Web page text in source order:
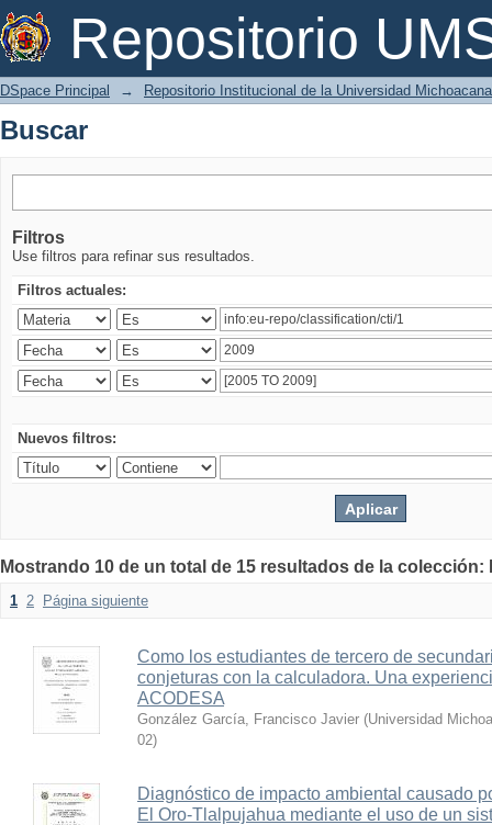
Repositorio
Buscar
DSpace Principal → Repositorio Institucional de la Universidad
Buscar
Filtros
Use filtros para refinar sus resultados.
Filtros actuales:
Nuevos filtros:
Mostrando 10 de un total de 15 resultados de la colección:
1 2 Página siguiente
Como los estudiantes de tercero de
conjeturas con la calculadora. Una
ACODESA
González García, Francisco Javier (Universidad
02)
Diagnóstico de impacto ambiental causado
El Oro-Tlalpujahua mediante el uso de un